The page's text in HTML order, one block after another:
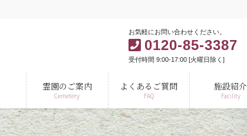
お気軽にお問い合わせください。
0120-85-3387
受付時間 9:00-17:00 [火曜日除く]
霊園のご案内
Cemetery
よくあるご質問
FAQ
施設紹介
Facility